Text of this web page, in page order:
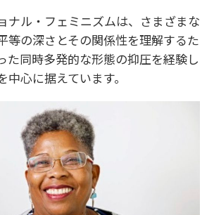
ナル・フェミニズムは、さまざまな
等の深さとその関係性を理解するた
た同時多発的な形態の抑圧を経験し
心に据えています。